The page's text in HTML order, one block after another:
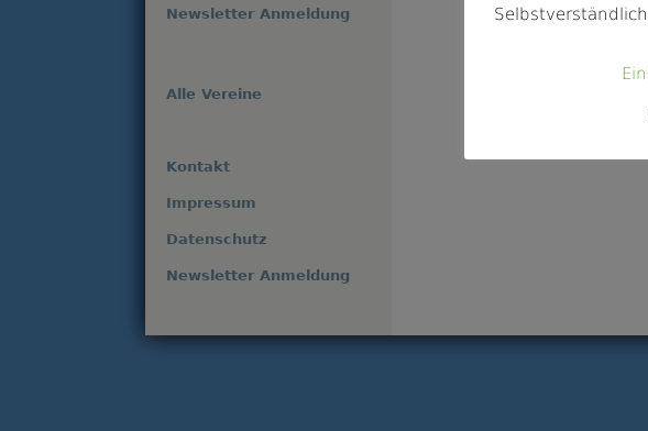
Newsletter Anmeldung
Alle Vereine
Kontakt
Impressum
Datenschutz
Newsletter Anmeldung